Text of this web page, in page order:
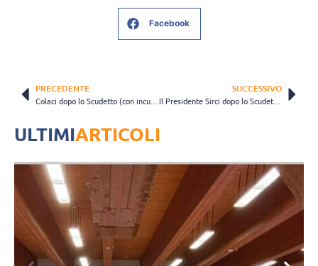
Facebook
PRECEDENTE SUCCESSIVO
Il Presidente Sirci dopo lo Scudetto: “Non esiste vittoria più grande del campionato italiano” (VIDEO)
ULTIMIARTICOLI